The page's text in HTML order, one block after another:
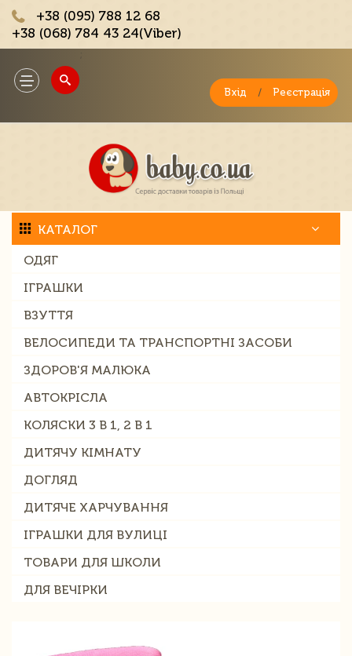
+38 (095) 788 12 68
+38 (068) 784 43 24(Viber)
Toggle
navigation
Вхід / Реєстрація
КАТАЛОГ
ОДЯГ
ІГРАШКИ
ВЗУТТЯ
ВЕЛОСИПЕДИ ТА ТРАНСПОРТНІ ЗАСОБИ
ЗДОРОВ'Я МАЛЮКА
АВТОКРІСЛА
КОЛЯСКИ 3 В 1, 2 В 1
ДИТЯЧУ КІМНАТУ
ДОГЛЯД
ДИТЯЧЕ ХАРЧУВАННЯ
ІГРАШКИ ДЛЯ ВУЛИЦІ
ТОВАРИ ДЛЯ ШКОЛИ
ДЛЯ ВЕЧІРКИ